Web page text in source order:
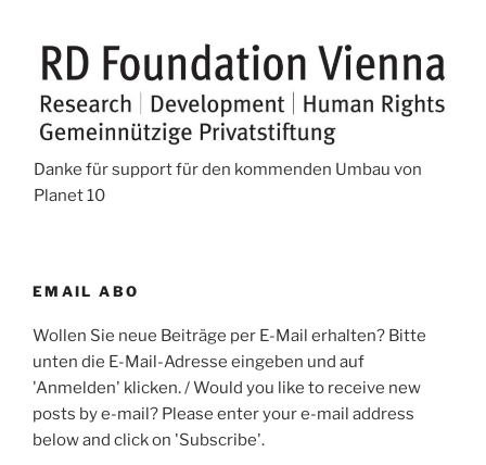
Danke für support für den kommenden Umbau von
Planet 10
EMAIL ABO
Wollen Sie neue Beiträge per E-Mail erhalten? Bitte
unten die E-Mail-Adresse eingeben und auf
'Anmelden' klicken. / Would you like to receive new
posts by e-mail? Please enter your e-mail address
below and click on 'Subscribe'.